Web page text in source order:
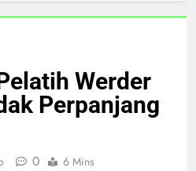
Werder
Perpanjang
0 6 Mins